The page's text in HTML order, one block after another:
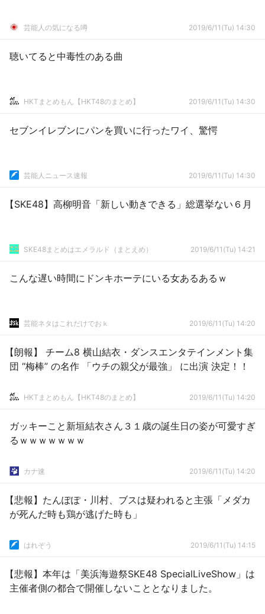
芸能人の気になる噂 2019/6/11(Tu) 14:30
聴いてると中毒性のある曲
HKTまとめもん【HKT48のまとめ】 2019/6/11(Tu) 14:30
セブンイレブンにパンを買いに行ったワイ、驚愕
芸能人ニュース速報 2019/6/11(Tu) 14:30
【SKE48】高柳明音「新しい動きできる」総選挙ない６月
SKE48まとめはエメラルド（まとえめ） 2019/6/11(Tu) 14:21
こんな遅い時間にドンキホーテにいる女あるあるｗ
芸能ネタはこれだけでおｋ 2019/6/11(Tu) 14:20
【朗報】 チーム8 横山結衣・ダンスエンタテインメント集
団 “梅棒” の名作 「ウチの親父が最強」 に出演 決定！！
HKTまとめもん【HKT48のまとめ】 2019/6/11(Tu) 14:20
ガッキーこと新垣結衣さん３１歳の誕生日の姿が可愛すぎ
るｗｗｗｗｗｗｗ
カナ速 2019/6/11(Tu) 14:20
【悲報】たんぽぽ・川村、ブスは疑われると主張「メダカ
が死んだ時も鶏が逃げた時も」
はれぞう 2019/6/11(Tu) 14:15
【悲報】本年は「美浜海遊祭SKE48 SpecialLiveShow」は
主催者側の都合で開催しないこととなりました。